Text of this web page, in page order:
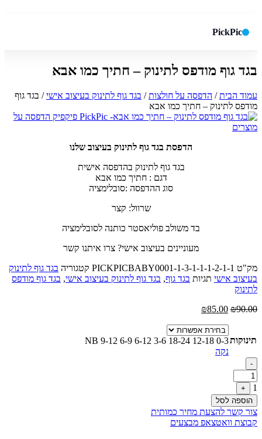
PickPic
חיפוש באתר
חפש
בגד גוף מודפס לתינוק – חתיך כמו אבא
עמוד הבית/ הדפסה על חולצות/ בגד גוף לתינוק בעיצוב אישי/ בגד גוף
מודפס לתינוק – חתיך כמו אבא
הדפסת בגד גוף לתינוק בעיצוב שלנו
בגד גוף לתינוק בהדפסה אישית
דגם : חתיך כמו אבא
סוג ההדפסה :סובלימציה
שרוול: קצר
בד משולב פוליאסטר כותנה לסובלימציה
מעוניינים בעיצוב אישי? צרו איתנו קשר
מק"ט PICKPICBABY0001-1-3-1-1-1-2-1-1 קטגוריה בגד גוף לתינוק
בעיצוב אישי תגיות בגד גוף, בגד גוף לתינוק בעיצוב אישי, בגד גוף מודפס
לתינוק
₪90.00
המחיר
היה:
₪90.00.
₪85.00
הוא:
₪85.00.
תינוקות0-3
12-18
18-24
3-6
6-12
6-9
9-12
NB
נקה
Quantity
-
1
+
הוספה לסל
צור קשר להצעת מחיר כמותית
קבוצת וואטצאפ מבצעים